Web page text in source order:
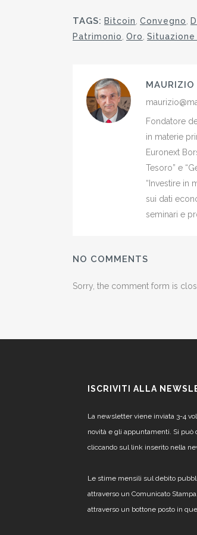
TAGS: Bitcoin Convegno
Patrimonio Oro
Fondatore
in materie
Euronext
Tesoro” e
“Investire in
sui dati
seminari e
NO COMMENTS
Sorry, the comment form is
ISCRIVITI ALLA
La newsletter viene inviata 3-4
novità e gli appuntamenti. Si può
cliccando sul link inserito nella
Le stime mensili sul debito
attraverso un Comunicato
attraverso un bottone posto in